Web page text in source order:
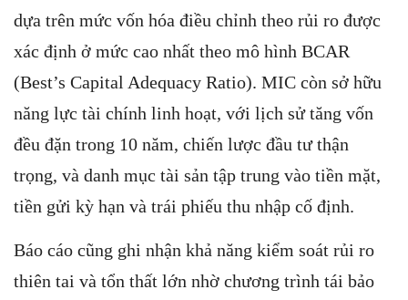
dựa trên mức vốn hóa điều chỉnh theo rủi ro được
xác định ở mức cao nhất theo mô hình BCAR
(Best’s Capital Adequacy Ratio). MIC còn sở hữu
năng lực tài chính linh hoạt, với lịch sử tăng vốn
đều đặn trong 10 năm, chiến lược đầu tư thận
trọng, và danh mục tài sản tập trung vào tiền mặt,
tiền gửi kỳ hạn và trái phiếu thu nhập cố định.
Báo cáo cũng ghi nhận khả năng kiểm soát rủi ro
thiên tai và tổn thất lớn nhờ chương trình tái bảo